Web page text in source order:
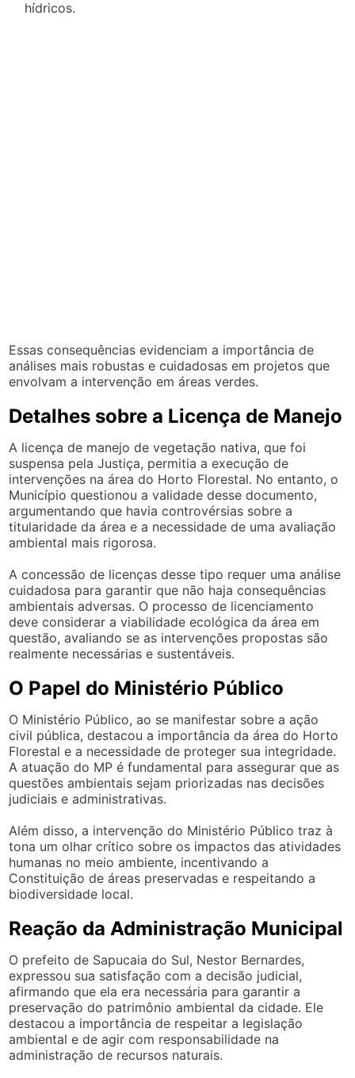
hídricos.
Essas consequências evidenciam a importância de
análises mais robustas e cuidadosas em projetos que
envolvam a intervenção em áreas verdes.
Detalhes sobre a Licença de Manejo
A licença de manejo de vegetação nativa, que foi
suspensa pela Justiça, permitia a execução de
intervenções na área do Horto Florestal. No entanto, o
Município questionou a validade desse documento,
argumentando que havia controvérsias sobre a
titularidade da área e a necessidade de uma avaliação
ambiental mais rigorosa.
A concessão de licenças desse tipo requer uma análise
cuidadosa para garantir que não haja consequências
ambientais adversas. O processo de licenciamento
deve considerar a viabilidade ecológica da área em
questão, avaliando se as intervenções propostas são
realmente necessárias e sustentáveis.
O Papel do Ministério Público
O Ministério Público, ao se manifestar sobre a ação
civil pública, destacou a importância da área do Horto
Florestal e a necessidade de proteger sua integridade.
A atuação do MP é fundamental para assegurar que as
questões ambientais sejam priorizadas nas decisões
judiciais e administrativas.
Além disso, a intervenção do Ministério Público traz à
tona um olhar crítico sobre os impactos das atividades
humanas no meio ambiente, incentivando a
Constituição de áreas preservadas e respeitando a
biodiversidade local.
Reação da Administração Municipal
O prefeito de Sapucaia do Sul, Nestor Bernardes,
expressou sua satisfação com a decisão judicial,
afirmando que ela era necessária para garantir a
preservação do patrimônio ambiental da cidade. Ele
destacou a importância de respeitar a legislação
ambiental e de agir com responsabilidade na
administração de recursos naturais.